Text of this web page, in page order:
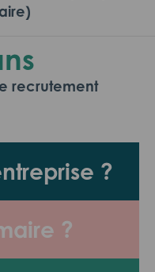
?
?
recrutement